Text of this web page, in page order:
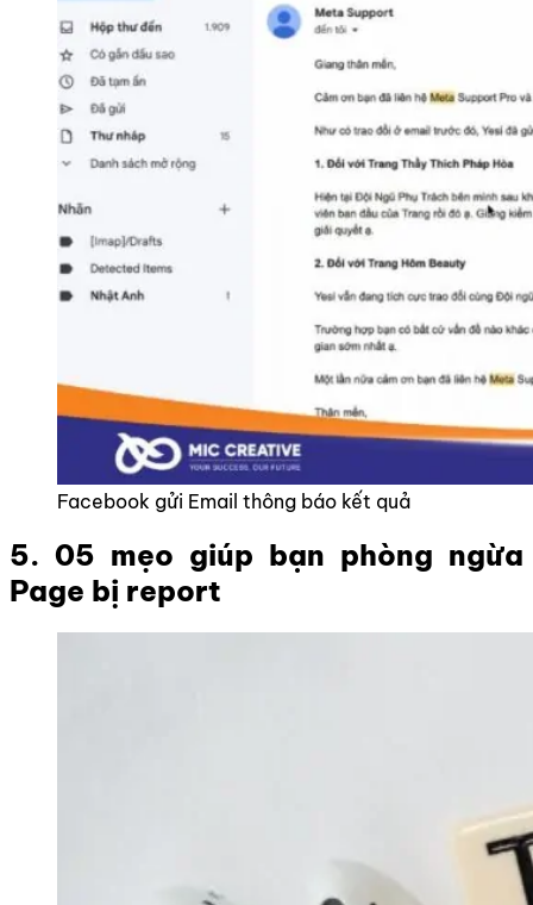
Facebook gửi Email thông báo kết quả
5. 05 mẹo giúp bạn phòng ngừa
Page bị report